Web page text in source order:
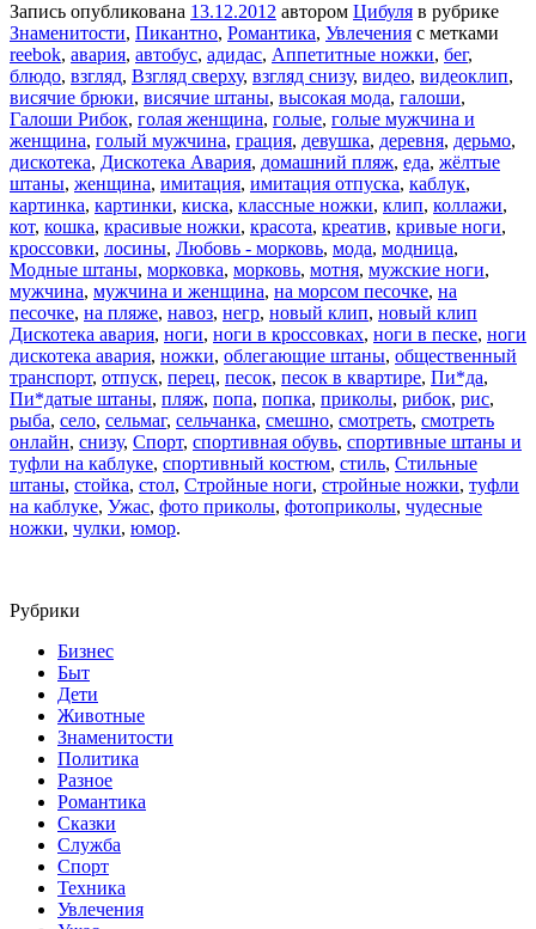
Запись опубликована 13.12.2012 автором Цибуля в рубрике
Знаменитости, Пикантно, Романтика, Увлечения с метками
reebok, авария, автобус, адидас, Аппетитные ножки, бег,
блюдо, взгляд, Взгляд сверху, взгляд снизу, видео, видеоклип,
висячие брюки, висячие штаны, высокая мода, галоши,
Галоши Рибок, голая женщина, голые, голые мужчина и
женщина, голый мужчина, грация, девушка, деревня, дерьмо,
дискотека, Дискотека Авария, домашний пляж, еда, жёлтые
штаны, женщина, имитация, имитация отпуска, каблук,
картинка, картинки, киска, классные ножки, клип, коллажи,
кот, кошка, красивые ножки, красота, креатив, кривые ноги,
кроссовки, лосины, Любовь - морковь, мода, модница,
Модные штаны, морковка, морковь, мотня, мужские ноги,
мужчина, мужчина и женщина, на морсом песочке, на
песочке, на пляже, навоз, негр, новый клип, новый клип
Дискотека авария, ноги, ноги в кроссовках, ноги в песке, ноги
дискотека авария, ножки, облегающие штаны, общественный
транспорт, отпуск, перец, песок, песок в квартире, Пи*да,
Пи*датые штаны, пляж, попа, попка, приколы, рибок, рис,
рыба, село, сельмаг, сельчанка, смешно, смотреть, смотреть
онлайн, снизу, Спорт, спортивная обувь, спортивные штаны и
туфли на каблуке, спортивный костюм, стиль, Стильные
штаны, стойка, стол, Стройные ноги, стройные ножки, туфли
на каблуке, Ужас, фото приколы, фотоприколы, чудесные
ножки, чулки, юмор.
Рубрики
Бизнес
Быт
Дети
Животные
Знаменитости
Политика
Разное
Романтика
Сказки
Служба
Спорт
Техника
Увлечения